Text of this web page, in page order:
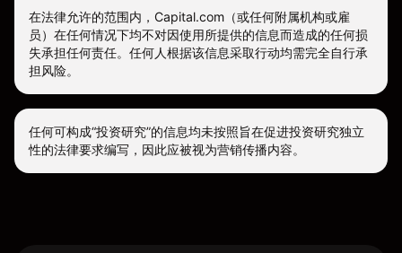
在法律允许的范围内，Capital.com（或任何附属机构或雇
员）在任何情况下均不对因使用所提供的信息而造成的任何损
失承担任何责任。任何人根据该信息采取行动均需完全自行承
担风险。
任何可构成“投资研究”的信息均未按照旨在促进投资研究独立
性的法律要求编写，因此应被视为营销传播内容。